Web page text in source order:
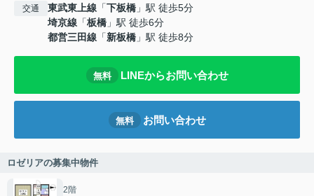
交通 東武東上線 「下板橋 」駅 徒歩5分
埼京線 「板橋 」駅 徒歩6分
都営三田線 「新板橋 」駅 徒歩8分
無料 LINEからお問い合わせ
無料 お問い合わせ
ロゼリアの募集中物件
2階